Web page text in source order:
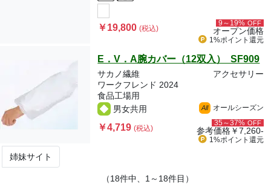
￥19,800(税込)
9～19% OFF
オープン価格
1%ポイント 還元
E．V．A腕カバー（12双入） SF909
サカノ繊維
アクセサリー
ワークフレンド 2024
食品工場用
男女共用
All オールシーズン
￥4,719(税込)
35～37% OFF
参考価格￥7,260-
1%ポイント 還元
姉妹サイト
（18件中、1～18件目）